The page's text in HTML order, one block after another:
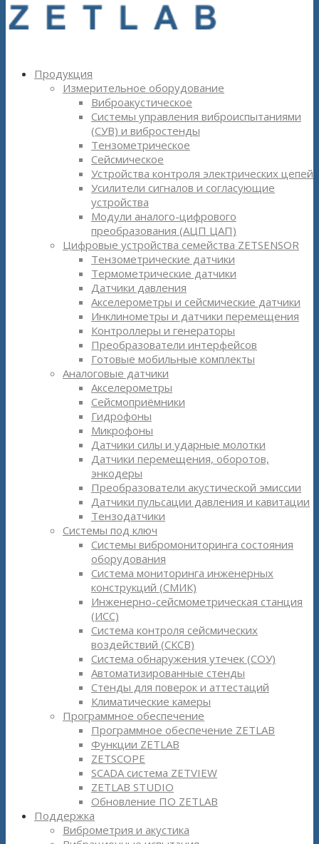
Продукция
Измерительное оборудование
Виброакустическое
Системы управления виброиспытаниями
(СУВ) и вибростенды
Тензометрическое
Сейсмическое
Устройства контроля электрических цепей
Усилители сигналов и согласующие
устройства
Модули аналого-цифрового
преобразования (АЦП ЦАП)
Цифровые устройства семейства ZETSENSOR
Тензометрические датчики
Термометрические датчики
Датчики давления
Акселерометры и сейсмические датчики
Инклинометры и датчики перемещения
Контроллеры и генераторы
Преобразователи интерфейсов
Готовые мобильные комплекты
Аналоговые датчики
Акселерометры
Сейсмоприёмники
Гидрофоны
Микрофоны
Датчики силы и ударные молотки
Датчики перемещения, оборотов,
энкодеры
Преобразователи акустической эмиссии
Датчики пульсации давления и кавитации
Тензодатчики
Системы под ключ
Системы вибромониторинга состояния
оборудования
Система мониторинга инженерных
конструкций (СМИК)
Инженерно-сейсмометрическая станция
(ИСС)
Система контроля сейсмических
воздействий (СКСВ)
Система обнаружения утечек (СОУ)
Автоматизированные стенды
Стенды для поверок и аттестаций
Климатические камеры
Программное обеспечение
Программное обеспечение ZETLAB
Функции ZETLAB
ZETSCOPE
SCADA система ZETVIEW
ZETLAB STUDIO
Обновление ПО ZETLAB
Поддержка
Виброметрия и акустика